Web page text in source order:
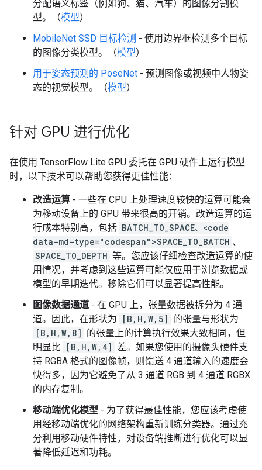
分配语义标签（例如狗、猫、汽车）的图像分割模
型。（模型）
MobileNet SSD 目标检测 - 使用边界框检测多个目标
的图像分类模型。（模型）
用于姿态预测的 PoseNet - 预测图像或视频中人物姿
态的视觉模型。（模型）
针对 GPU 进行优化
在使用 TensorFlow Lite GPU 委托在 GPU 硬件上运行模型
时，以下技术可以帮助您获得更佳性能：
改造运算 - 一些在 CPU 上处理速度较快的运算可能会
为移动设备上的 GPU 带来很高的开销。改造运算的运
行成本特别高，包括 BATCH_TO_SPACE、<code
data-md-type="codespan">SPACE_TO_BATCH 、
SPACE_TO_DEPTH 等。您应该仔细检查改造运算的使
用情况，并考虑到这些运算可能仅应用于浏览数据或
模型的早期迭代。移除它们可以显著提高性能。
图像数据通道 - 在 GPU 上，张量数据被拆分为 4 通
道。因此，在形状为
[B,H,W,5] 的张量与形状为
[B,H,W,8] 的张量上的计算执行效果大致相同，但
明显比
[B,H,W,4] 差。如果您使用的摄像头硬件支
持 RGBA 格式的图像帧，则馈送 4 通道输入的速度会
快得多，因为它避免了从 3 通道 RGB 到 4 通道 RGBX
的内存复制。
移动端优化模型 - 为了获得最佳性能，您应该考虑使
用经移动端优化的网络架构重新训练分类器。通过充
分利用移动硬件特性，对设备端推断进行优化可以显
著降低延迟和功耗。